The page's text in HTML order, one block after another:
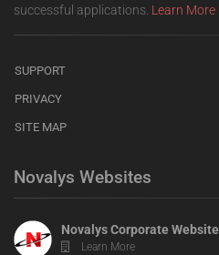
successful applications. Learn More
SUPPORT
PRIVACY
SITE MAP
Novalys Websites
Novalys Corporate Website
Learn More